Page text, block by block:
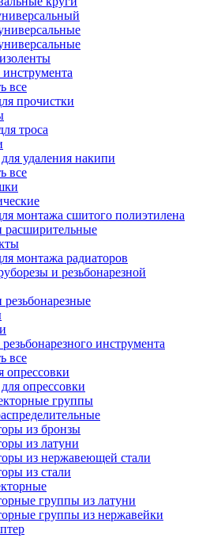
все
прочистки
троса
удаления накипи
все
монтажа сшитого полиэтилена
расширительные
монтажа радиаторов
и резьбонарезной
резьбонарезные
инструмента
все
опрессовки
опрессовки
группы
из бронзы
из латуни
из нержавеющей стали
из стали
группы из латуни
группы из нержавейки